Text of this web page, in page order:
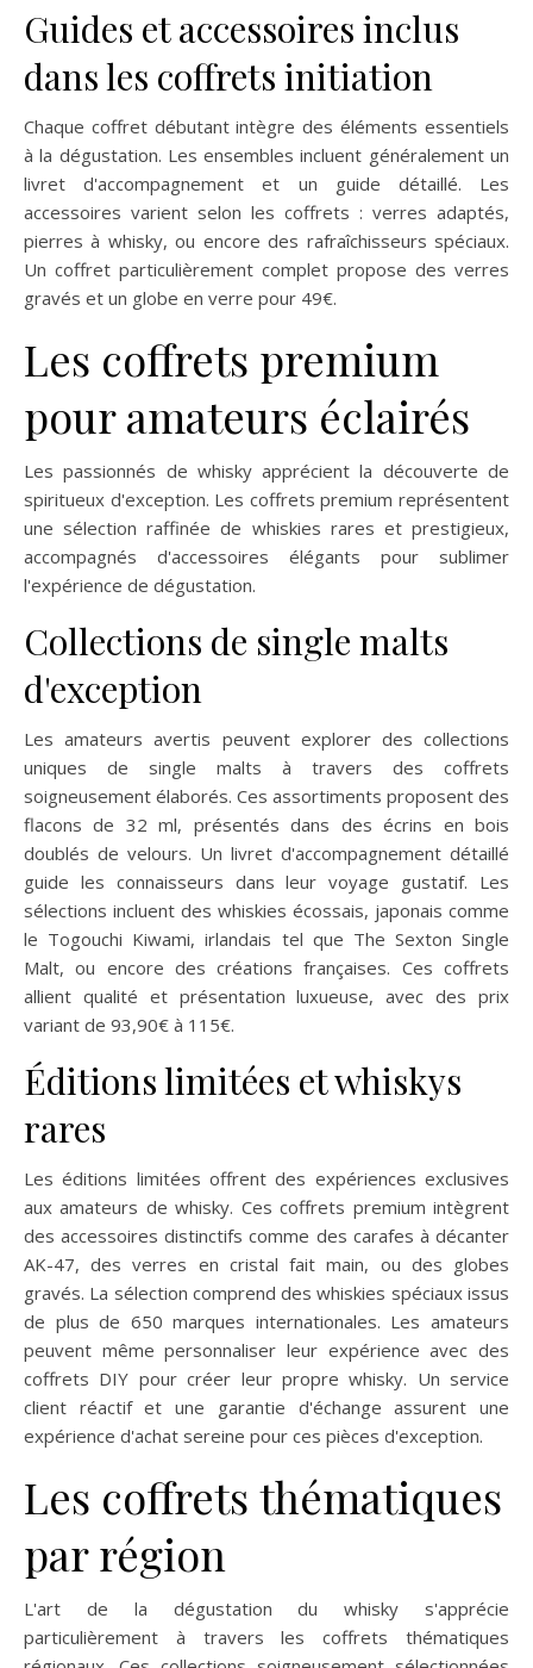
Guides et accessoires inclus
dans les coffrets initiation
Chaque coffret débutant intègre des éléments essentiels
à la dégustation. Les ensembles incluent généralement un
livret d'accompagnement et un guide détaillé. Les
accessoires varient selon les coffrets : verres adaptés,
pierres à whisky, ou encore des rafraîchisseurs spéciaux.
Un coffret particulièrement complet propose des verres
gravés et un globe en verre pour 49€.
Les coffrets premium
pour amateurs éclairés
Les passionnés de whisky apprécient la découverte de
spiritueux d'exception. Les coffrets premium représentent
une sélection raffinée de whiskies rares et prestigieux,
accompagnés d'accessoires élégants pour sublimer
l'expérience de dégustation.
Collections de single malts
d'exception
Les amateurs avertis peuvent explorer des collections
uniques de single malts à travers des coffrets
soigneusement élaborés. Ces assortiments proposent des
flacons de 32 ml, présentés dans des écrins en bois
doublés de velours. Un livret d'accompagnement détaillé
guide les connaisseurs dans leur voyage gustatif. Les
sélections incluent des whiskies écossais, japonais comme
le Togouchi Kiwami, irlandais tel que The Sexton Single
Malt, ou encore des créations françaises. Ces coffrets
allient qualité et présentation luxueuse, avec des prix
variant de 93,90€ à 115€.
Éditions limitées et whiskys
rares
Les éditions limitées offrent des expériences exclusives
aux amateurs de whisky. Ces coffrets premium intègrent
des accessoires distinctifs comme des carafes à décanter
AK-47, des verres en cristal fait main, ou des globes
gravés. La sélection comprend des whiskies spéciaux issus
de plus de 650 marques internationales. Les amateurs
peuvent même personnaliser leur expérience avec des
coffrets DIY pour créer leur propre whisky. Un service
client réactif et une garantie d'échange assurent une
expérience d'achat sereine pour ces pièces d'exception.
Les coffrets thématiques
par région
L'art de la dégustation du whisky s'apprécie
particulièrement à travers les coffrets thématiques